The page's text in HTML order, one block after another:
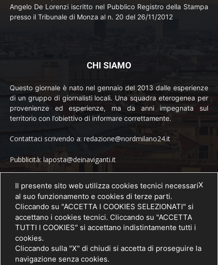
Angelo De Lorenzi iscritto nel Pubblico Registro della Stampa
presso il Tribunale di Monza al n. 20 del 26/11/2012
CHI SIAMO
Questo giornale è nato nel gennaio del 2013 dalle esperienze
di un gruppo di giornalisti locali. Una squadra eterogenea per
provenienze ed esperienze, ma da anni impegnata sul
territorio con l’obiettivo di informare correttamente.
Contattaci scrivendo a: redazione@nordmilano24.it
Pubblicità: laposta@deinaviganti.it
Tel. 389 1492573
SEGUICI
X
Il presente sito web utilizza cookies tecnici necessari
al suo funzionamento e cookies di terze parti.
Cliccando su "ACCETTA I COOKIES SELEZIONATI" si
accettano i cookies tecnici. Cliccando su "ACCETTA
TUTTI I COOKIES" si accettano indistintamente tutti i
cookies.
Cliccando sulla "X" di chiudi si accetta di proseguire la
navigazione senza cookies.